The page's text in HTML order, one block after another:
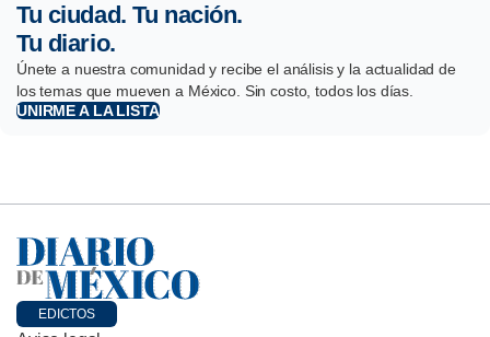
Tu ciudad. Tu nación.
Tu diario.
Únete a nuestra comunidad y recibe el análisis y la actualidad de
los temas que mueven a México. Sin costo, todos los días.
UNIRME A LA LISTA
EDICTOS